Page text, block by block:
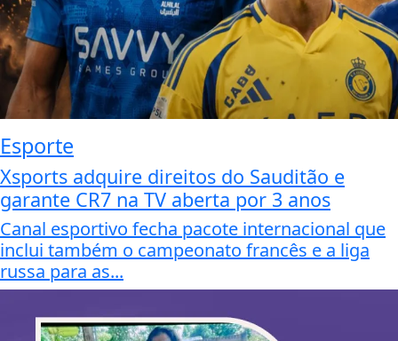
Esporte
Xsports adquire direitos do Sauditão e
garante CR7 na TV aberta por 3 anos
Canal esportivo fecha pacote internacional que
inclui também o campeonato francês e a liga
russa para as...